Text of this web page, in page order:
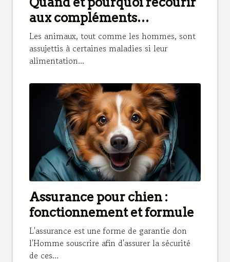
aux compléments
alimentaires pour renforcer
l’alimentation d’un cheval ?
Les animaux, tout comme les hommes, sont
assujettis à certaines maladies si leur
alimentation...
Assurance pour chien :
fonctionnement et formule
L'assurance est une forme de garantie don
l'Homme souscrire afin d'assurer la sécurité
de ces...